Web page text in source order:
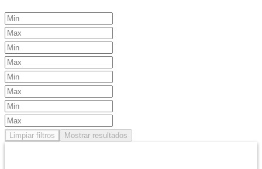
Limpiar filtros Mostrar resultados